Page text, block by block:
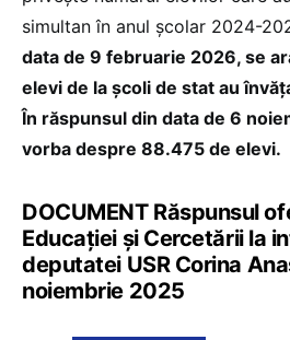
simultan în anul școlar 2024-
data de 9 februarie 2026, se
elevi de la școli de stat au
În răspunsul din data de 6
vorba despre 88.475 de elevi.
DOCUMENT Răspunsul
Educației și Cercetării la
deputatei USR Corina
noiembrie 2025